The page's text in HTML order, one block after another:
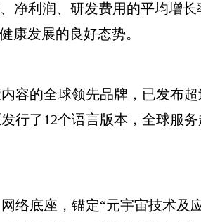
利润、研发费用的平均增长
康发展的良好态势。
的全球领先品牌，已发布超
行了12个语言版本，全球服
底座，锚定“元宇宙技术及